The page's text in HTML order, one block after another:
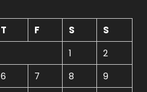
T F S
S
1
2
6 7 8
9